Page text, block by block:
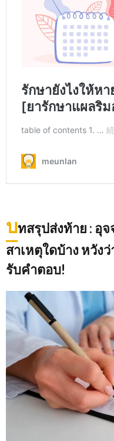
บทสรุปส่งท้าย : อุ
สาเหตุใดบ้าง หวัง
รับคำตอบ!